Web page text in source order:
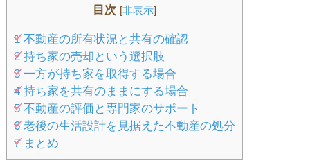
目次 [非表示]
1不動産の所有状況と共有の確認
2持ち家の売却という選択肢
3一方が持ち家を取得する場合
4持ち家を共有のままにする場合
5不動産の評価と専門家のサポート
6老後の生活設計を見据えた不動産の処分
7まとめ